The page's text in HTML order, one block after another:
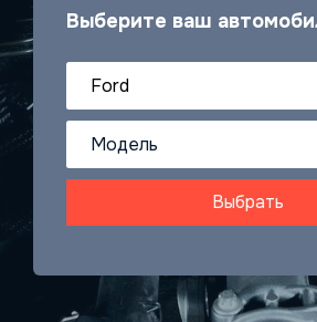
Выберите ваш
Ford
Модель
Выбрать